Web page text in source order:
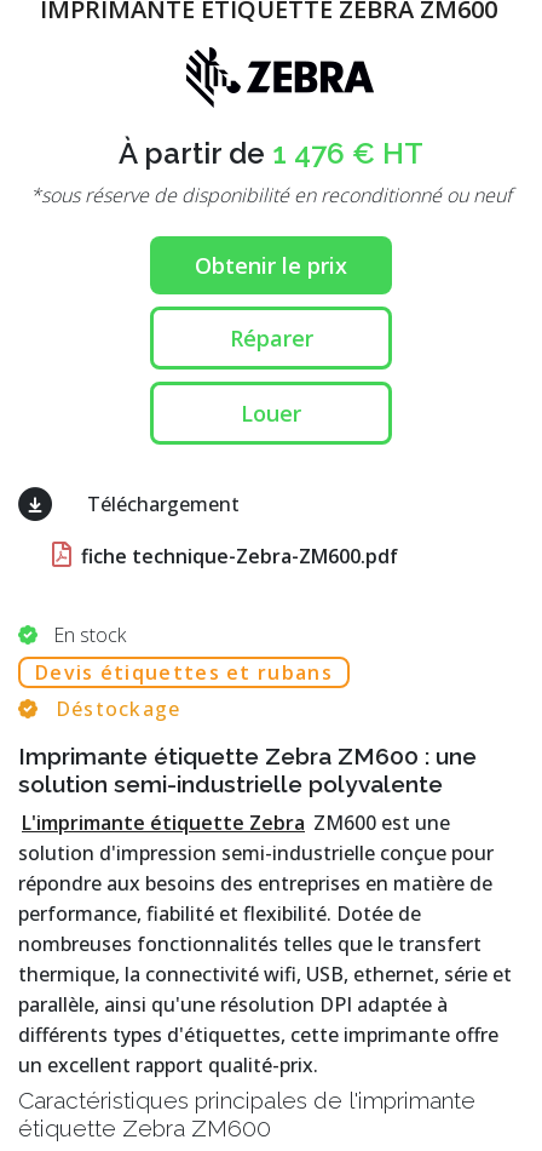
IMPRIMANTE ETIQUETTE ZEBRA ZM600
À partir de 1 476 € HT
*sous réserve de disponibilité en reconditionné ou neuf
Obtenir le prix
Réparer
Louer
Téléchargement
fiche technique-Zebra-ZM600.pdf
En stock
Devis étiquettes et rubans
Déstockage
Imprimante étiquette Zebra ZM600 : une
solution semi-industrielle polyvalente
L'imprimante étiquette Zebra ZM600 est une
solution d'impression semi-industrielle conçue pour
répondre aux besoins des entreprises en matière de
performance, fiabilité et flexibilité. Dotée de
nombreuses fonctionnalités telles que le transfert
thermique, la connectivité wifi, USB, ethernet, série et
parallèle, ainsi qu'une résolution DPI adaptée à
différents types d'étiquettes, cette imprimante offre
un excellent rapport qualité-prix.
Caractéristiques principales de l'imprimante
étiquette Zebra ZM600